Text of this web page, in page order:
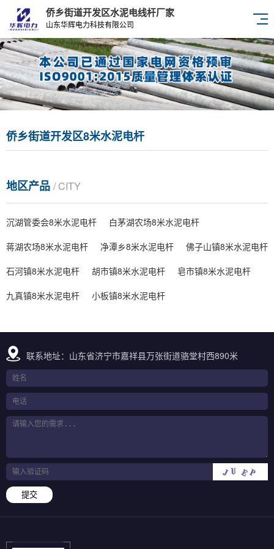
侨乡街道开发区水泥电线杆厂家
山东华辉电力科技有限公司
侨乡街道开发区8米水泥电杆
地区产品 / CITY
沉湖管委会8米水泥电杆
白茅湖农场8米水泥电杆
蒋湖农场8米水泥电杆
净潭乡8米水泥电杆
佛子山镇8米水泥电杆
石河镇8米水泥电杆
胡市镇8米水泥电杆
皂市镇8米水泥电杆
九真镇8米水泥电杆
小板镇8米水泥电杆
联系地址：山东省济宁市嘉祥县万张街道骆堂村西890米
提交